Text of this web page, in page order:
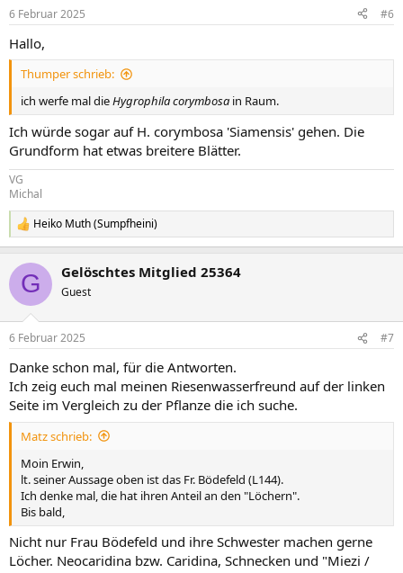
6 Februar 2025 #6
Hallo,
Thumper schrieb:
ich werfe mal dieHygrophila corymbosa in Raum.
Ich würde sogar auf H. corymbosa 'Siamensis' gehen. Die
Grundform hat etwas breitere Blätter.
VG
Michal
R
e
k
i
e
:
Heiko Muth (Sumpfheini)
G Gelöschtes Mitglied 25364
Guest
6 Februar 2025 #7
Danke schon mal, für die Antworten.
Ich zeig euch mal meinen Riesenwasserfreund auf der linken
Seite im Vergleich zu der Pflanze die ich suche.
Matz schrieb:
Moin Erwin,
lt. seiner Aussage oben ist das Fr. Bödefeld (L144).
Ich denke mal, die hat ihren Anteil an den "Löchern".
Bis bald,
Nicht nur Frau Bödefeld und ihre Schwester machen gerne
Löcher. Neocaridina bzw. Caridina, Schnecken und "Miezi /